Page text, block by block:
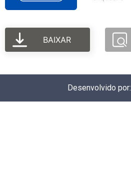
BAIXAR
Desenvolvido por: